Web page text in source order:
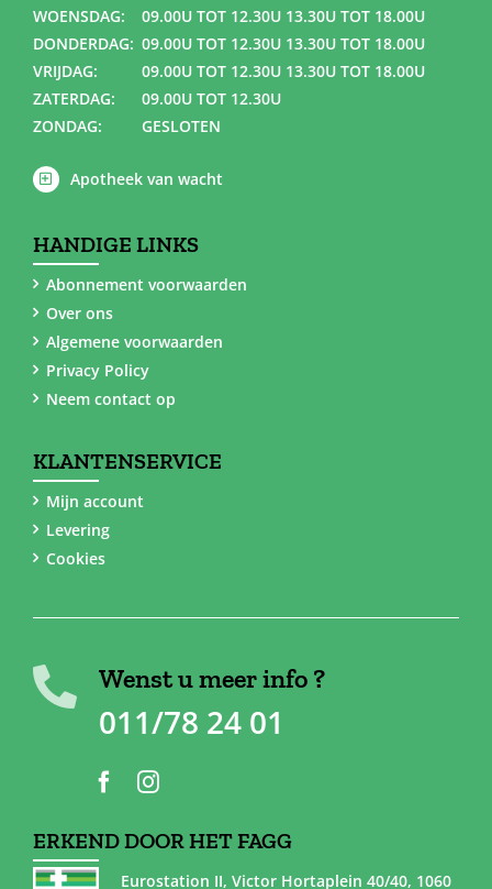
WOENSDAG:
09.00U TOT 12.30U 13.30U TOT 18.00U
DONDERDAG: 09.00U TOT 12.30U 13.30U TOT 18.00U
VRIJDAG:
09.00U TOT 12.30U 13.30U TOT 18.00U
ZATERDAG:
09.00U TOT 12.30U
ZONDAG:
GESLOTEN
Apotheek van wacht
HANDIGE LINKS
Abonnement voorwaarden
Over ons
Algemene voorwaarden
Privacy Policy
Neem contact op
KLANTENSERVICE
Mijn account
Levering
Cookies
Wenst u meer info ?
011/78 24 01
ERKEND DOOR HET FAGG
Eurostation II, Victor Hortaplein 40/40, 1060